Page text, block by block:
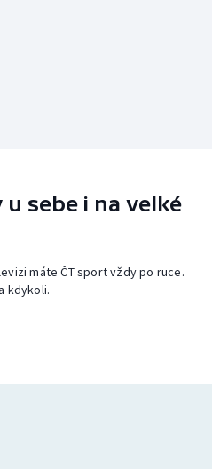
sebe i na velké
máte ČT sport vždy po ruce.
kdykoli.